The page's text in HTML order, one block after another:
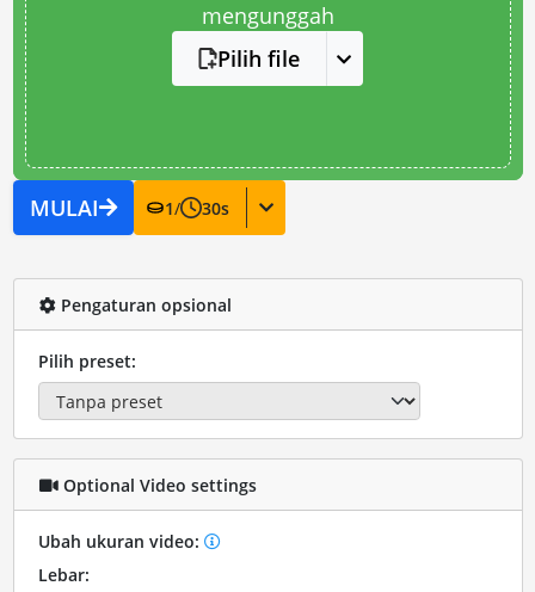
mengunggah
Pilih file
MULAI 1/ 30s
Pengaturan opsional
Pilih preset:
Optional Video settings
Ubah ukuran video:
Lebar: